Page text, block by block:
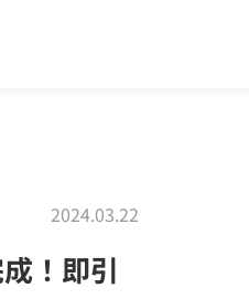
2024.03.22
！即引